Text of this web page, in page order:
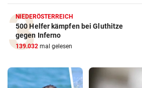
NIEDERÖSTERREICH
500 Helfer kämpfen bei Gluthitze
gegen Inferno
139.032 mal gelesen